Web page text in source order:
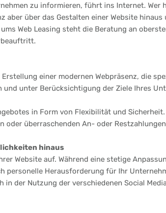
zu informieren, führt ins Internet. Wer
aber über das Gestalten einer Website
Web Leasing steht die Beratung an
Erstellung einer modernen Webpräsenz, die
und unter Berücksichtigung der Ziele Ihres
in Form von Flexibilität und
oder überraschenden An- oder
hinaus
Website auf. Während eine stetige
personelle Herausforderung für Ihr
in der Nutzung der verschiedenen Social